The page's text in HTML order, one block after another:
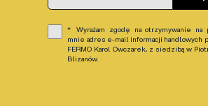
Montaż dwóch elementów grzewczych
to układ, co nie jest wskazane w
Wyrażam zgodę na otrzymywanie na
mnie adres e-mail informacji handlowych
FERMO Karol Owczarek, z siedzibą w
Blizanów.